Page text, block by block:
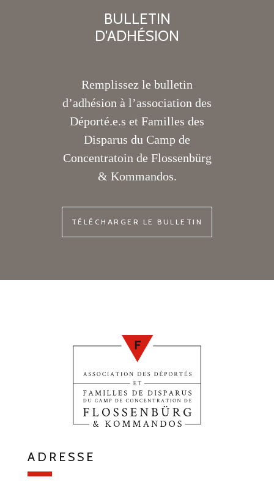
BULLETIN
D'ADHÉSION
Remplissez le bulletin
d’adhésion à l’association des
Déporté.e.s et Familles des
Disparus du Camp de
Concentratoin de Flossenbürg
& Kommandos.
TÉLÉCHARGER LE BULLETIN
ADRESSE